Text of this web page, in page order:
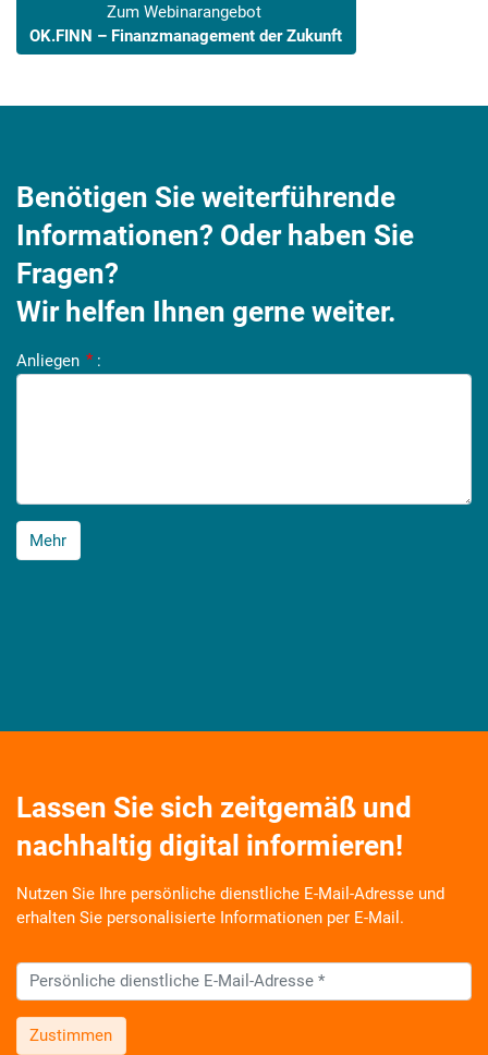
Zum Webinarangebot
OK.FINN – Finanzmanagement der Zukunft
Benötigen Sie weiterführende
Informationen? Oder haben Sie
Fragen?
Wir helfen Ihnen gerne weiter.
Anliegen *:
Mehr
Lassen Sie sich zeitgemäß und
nachhaltig digital informieren!
Nutzen Sie Ihre persönliche dienstliche E-Mail-Adresse und
erhalten Sie personalisierte Informationen per E-Mail.
Zustimmen